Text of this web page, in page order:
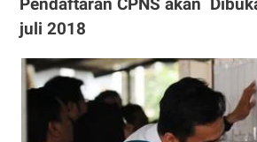
Pendaftaran CPNS akan
juli 2018